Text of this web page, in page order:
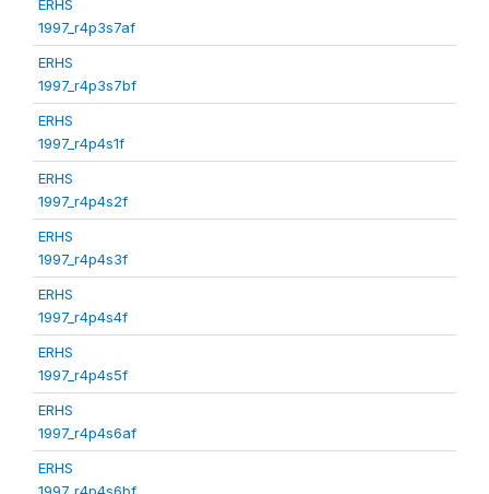
ERHS
1997_r4p3s7af
ERHS
1997_r4p3s7bf
ERHS
1997_r4p4s1f
ERHS
1997_r4p4s2f
ERHS
1997_r4p4s3f
ERHS
1997_r4p4s4f
ERHS
1997_r4p4s5f
ERHS
1997_r4p4s6af
ERHS
1997_r4p4s6bf